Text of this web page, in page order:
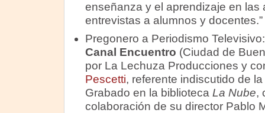
enseñanza y el aprendizaje en las
entrevistas a alumnos y docentes.”
Pregonero a Periodismo
Canal Encuentro (Ciudad de
por La Lechuza Producciones y
Pescetti, referente indiscutido de
Grabado en la biblioteca La Nube,
colaboración de su director Pablo